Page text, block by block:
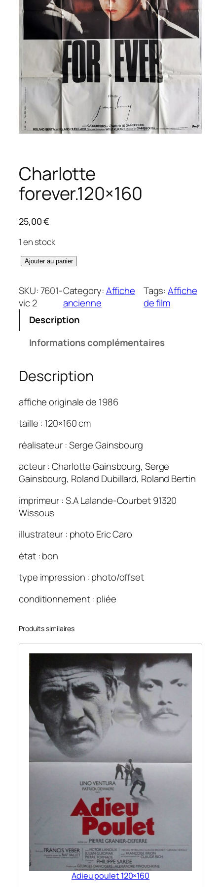
Charlotte
forever.120×160
25,00€
1 en stock
q
a
n
t
t
e
C
h
a
r
o
t
e
f
o
e
e
.
1
×
1
Ajouter au panier
SKU:7601-
vic 2
Category:Affiche
ancienne
Tags:Affiche
de film
Description
Informations complémentaires
Description
affiche originale de 1986
taille : 120×160 cm
réalisateur : Serge Gainsbourg
acteur : Charlotte Gainsbourg, Serge
Gainsbourg, Roland Dubillard, Roland Bertin
imprimeur : S.A Lalande-Courbet 91320
Wissous
illustrateur : photo Eric Caro
état : bon
type impression : photo/offset
conditionnement : pliée
Produits similaires
Adieu poulet 120×160